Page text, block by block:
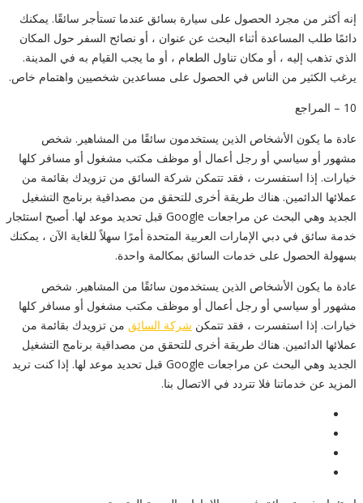
إنه أكثر من مجرد الحصول على سيارة بسائق عندما تستأجر سائقًا. يمكنك
دائمًا طلب المساعدة أثناء البحث عن عنوان ، أو نصائح السفر حول المكان
الذي تذهب إليه ، أو مكان تناول الطعام ، أو ما يجب القيام به في المدينة.
يرغب الكثير من الناس في الحصول على مساعدين شخصيين واهتمام خاص.
10 – المراجع
عادة ما يكون الأشخاص الذين يستخدمون سائقًا من المشاهير. شخص
مشهور أو سياسي أو رجل أعمال أو موظف مكتب مشغول أو مسافر كلها
خيارات. إذا استفسرت ، فقد تتمكن شركة السائق من تزويدك بقائمة من
عملائها الدائمين. هناك طريقة أخرى للتحقق من مصداقية برنامج التشغيل
الجديد وهي البحث عن مراجعات Google قبل تحديد موعد لها. أصبح استئجار
خدمة سائق في دبي الإمارات العربية المتحدة أمرًا سهلاً للغاية الآن ، يمكنك
بسهولة الحصول على خدمات السائق بمكالمة واحدة.
عادة ما يكون الأشخاص الذين يستخدمون سائقًا من المشاهير. شخص
مشهور أو سياسي أو رجل أعمال أو موظف مكتب مشغول أو مسافر كلها
خيارات. إذا استفسرت ، فقد تتمكن شركة السائق من تزويدك بقائمة من
عملائها الدائمين. هناك طريقة أخرى للتحقق من مصداقية برنامج التشغيل
الجديد وهي البحث عن مراجعات Google قبل تحديد موعد لها. إذا كنت تريد
المزيد عن خدماتنا فلا تتردد في الاتصال بنا.